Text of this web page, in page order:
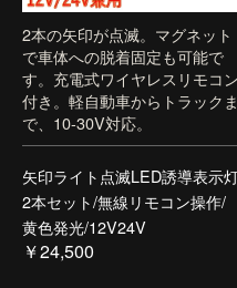
2本の矢印が点滅。マグネット
で車体への脱着固定も可能で
す。充電式ワイヤレスリモコン
付き。軽自動車からトラックま
で、10-30V対応。
矢印ライト点滅LED誘導表示
2本セット/無線リモコン操作/
黄色発光/12V24V
￥24,500